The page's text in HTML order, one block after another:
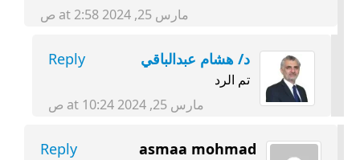
مارس 25, 2024 at 2:58 ص
د/ هشام عبدالباقي Reply
تم الرد
مارس 25, 2024 at 10:24 ص
asmaa mohmad
Reply